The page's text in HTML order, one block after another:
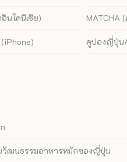
นโดนีเซีย) MATCHA
คูปองญี่ปุ่น
วัฒนธรรมอาหารหมักของญี่ปุ่น